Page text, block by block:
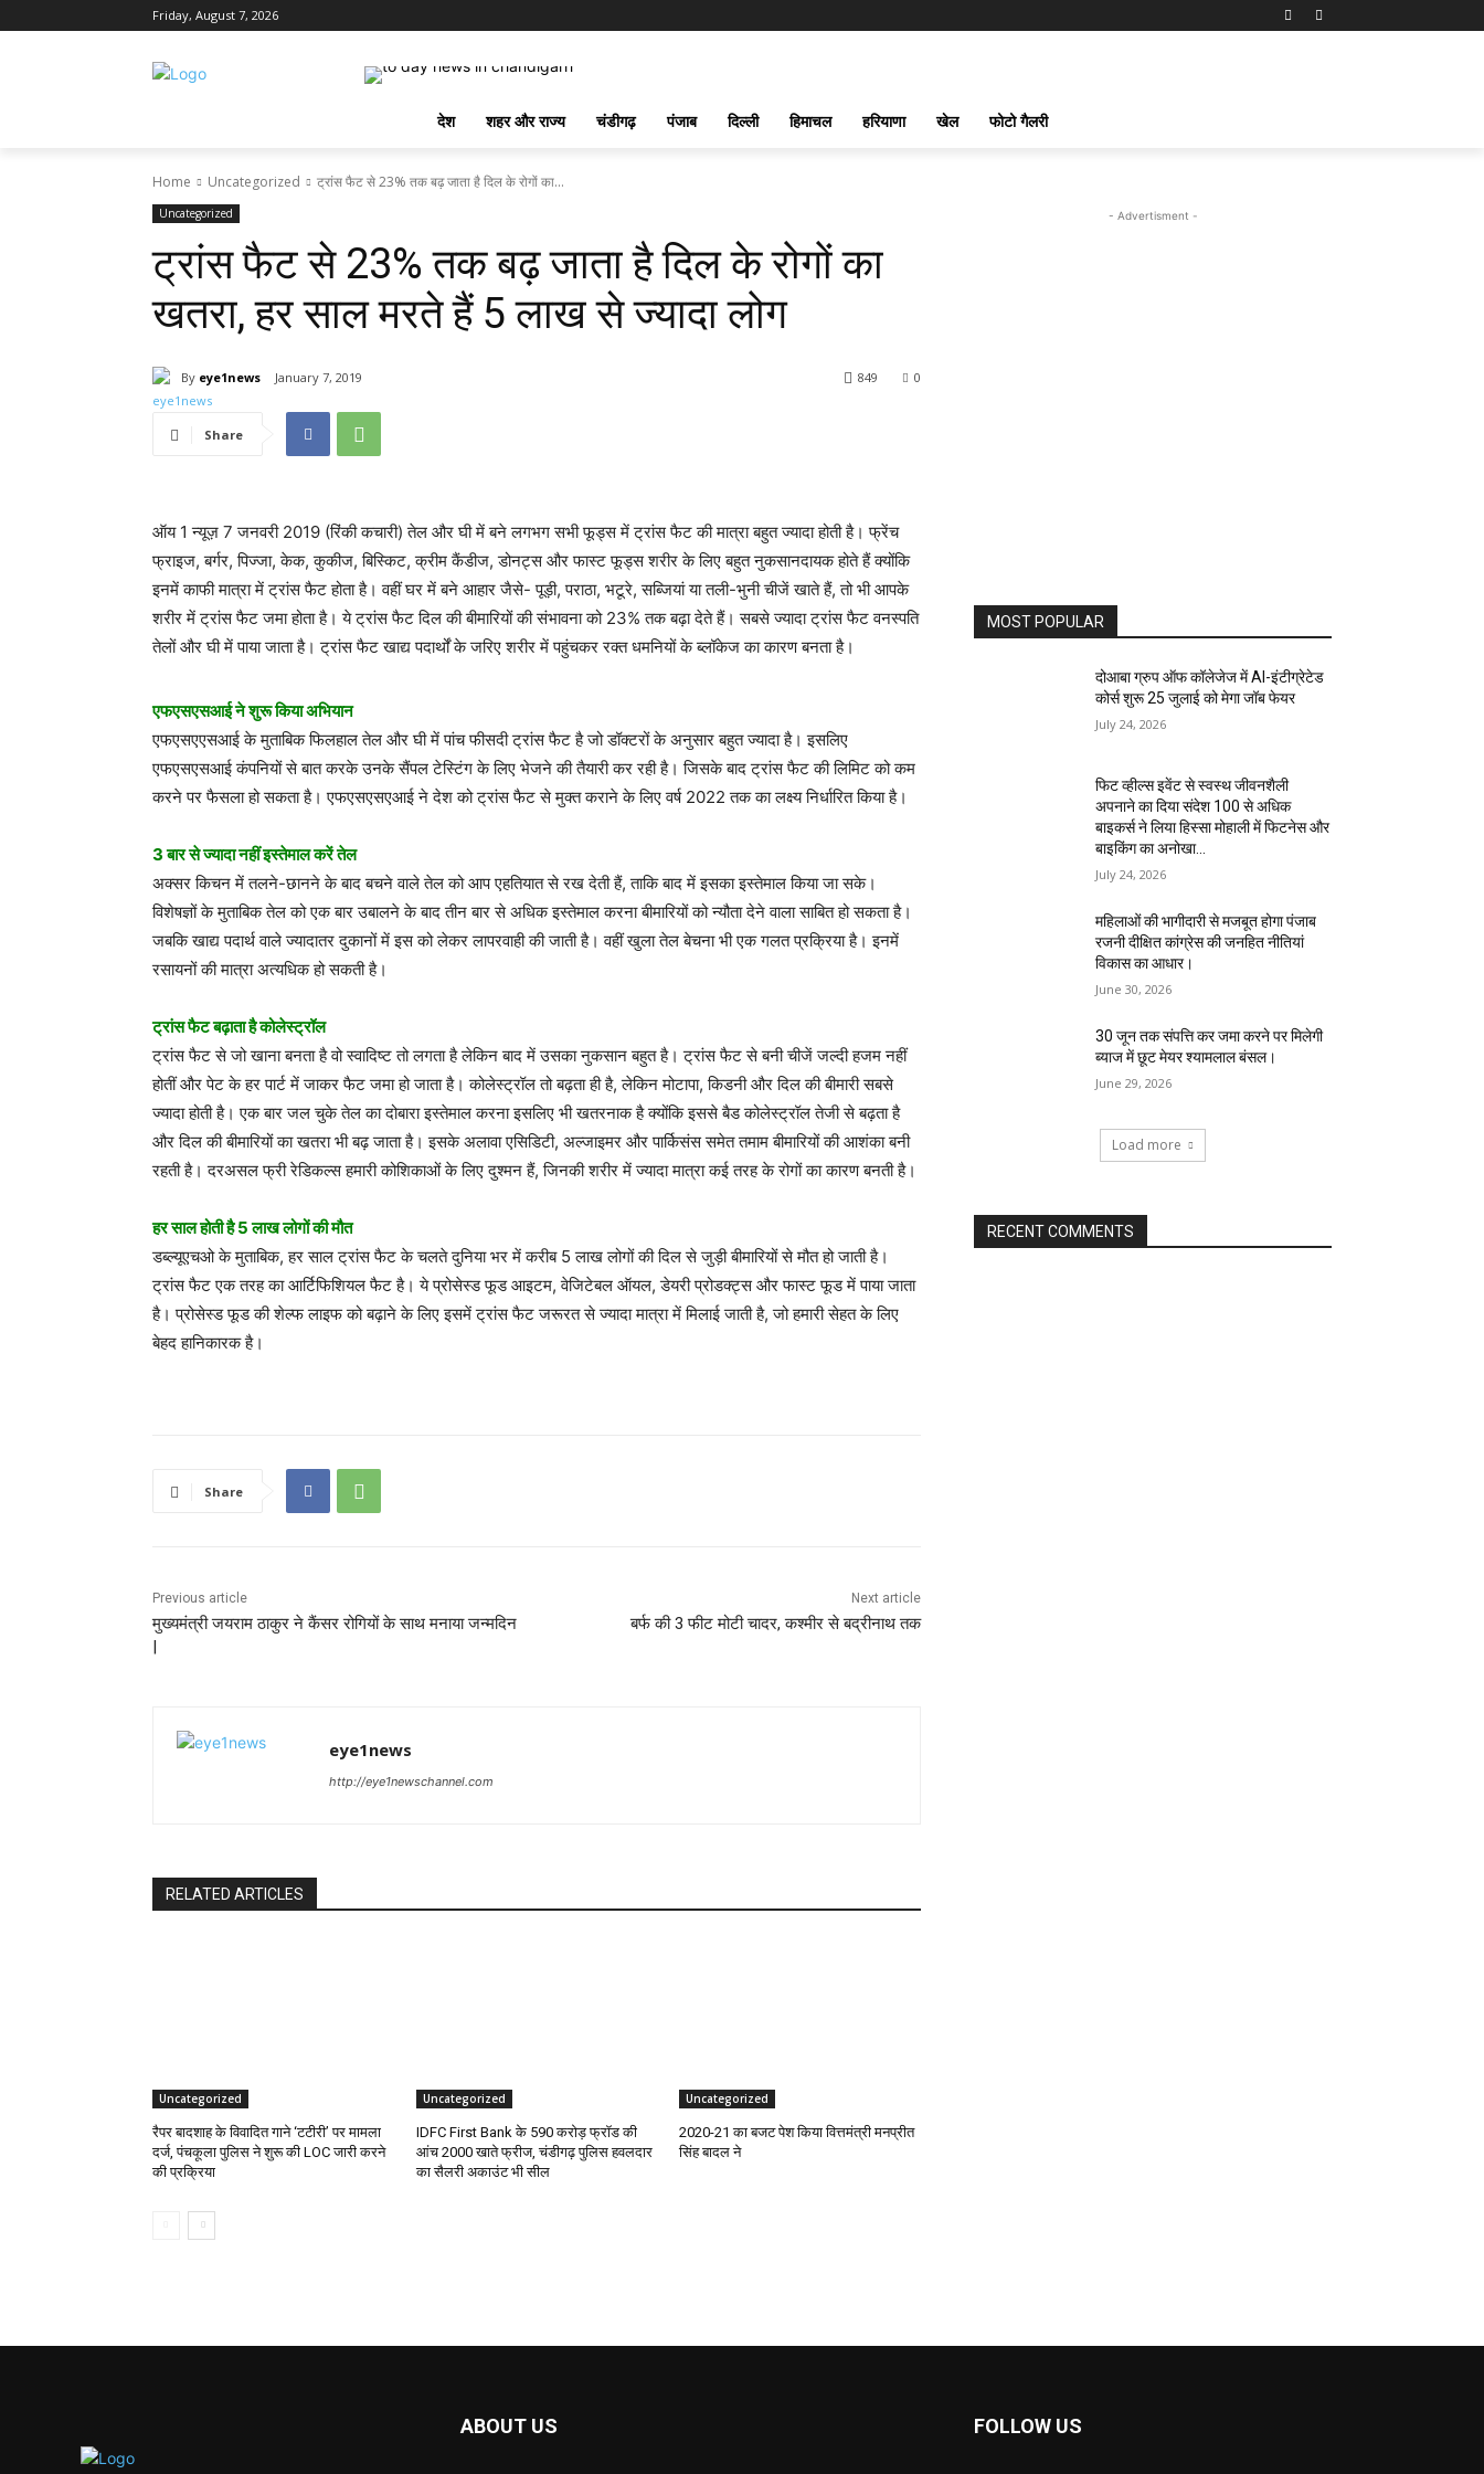
Friday, August 7, 2026
देश शहर और राज्य चंडीगढ़ पंजाब दिल्ली हिमाचल हरियाणा खेल फोटो गैलरी
Home Uncategorized ट्रांस फैट से 23% तक बढ़ जाता है दिल के रोगों का...
Uncategorized
ट्रांस फैट से 23% तक बढ़ जाता है दिल के रोगों का
खतरा, हर साल मरते हैं 5 लाख से ज्यादा लोग
By eye1news January 7, 2019 0
849
Share
ऑय 1 न्यूज़ 7 जनवरी 2019 (रिंकी कचारी) तेल और घी में बने लगभग सभी फूड्स में ट्रांस फैट की मात्रा बहुत ज्यादा होती है। फ्रेंच
फ्राइज, बर्गर, पिज्जा, केक, कुकीज, बिस्किट, क्रीम कैंडीज, डोनट्स और फास्ट फूड्स शरीर के लिए बहुत नुकसानदायक होते हैं क्योंकि
इनमें काफी मात्रा में ट्रांस फैट होता है। वहीं घर में बने आहार जैसे- पूड़ी, पराठा, भटूरे, सब्जियां या तली-भुनी चीजें खाते हैं, तो भी आपके
शरीर में ट्रांस फैट जमा होता है। ये ट्रांस फैट दिल की बीमारियों की संभावना को 23% तक बढ़ा देते हैं। सबसे ज्यादा ट्रांस फैट वनस्पति
तेलों और घी में पाया जाता है। ट्रांस फैट खाद्य पदार्थों के जरिए शरीर में पहुंचकर रक्त धमनियों के ब्लॉकेज का कारण बनता है।
एफएसएसआई ने शुरू किया अभियान
एफएसएएसआई के मुताबिक फिलहाल तेल और घी में पांच फीसदी ट्रांस फैट है जो डॉक्टरों के अनुसार बहुत ज्यादा है। इसलिए
एफएसएसआई कंपनियों से बात करके उनके सैंपल टेस्टिंग के लिए भेजने की तैयारी कर रही है। जिसके बाद ट्रांस फैट की लिमिट को कम
करने पर फैसला हो सकता है। एफएसएसएआई ने देश को ट्रांस फैट से मुक्त कराने के लिए वर्ष 2022 तक का लक्ष्य निर्धारित किया है।
3 बार से ज्यादा नहीं इस्तेमाल करें तेल
अक्सर किचन में तलने-छानने के बाद बचने वाले तेल को आप एहतियात से रख देती हैं, ताकि बाद में इसका इस्तेमाल किया जा सके।
विशेषज्ञों के मुताबिक तेल को एक बार उबालने के बाद तीन बार से अधिक इस्तेमाल करना बीमारियों को न्यौता देने वाला साबित हो सकता है।
जबकि खाद्य पदार्थ वाले ज्यादातर दुकानों में इस को लेकर लापरवाही की जाती है। वहीं खुला तेल बेचना भी एक गलत प्रक्रिया है। इनमें
रसायनों की मात्रा अत्यधिक हो सकती है।
ट्रांस फैट बढ़ाता है कोलेस्ट्रॉल
ट्रांस फैट से जो खाना बनता है वो स्वादिष्ट तो लगता है लेकिन बाद में उसका नुकसान बहुत है। ट्रांस फैट से बनी चीजें जल्दी हजम नहीं
होतीं और पेट के हर पार्ट में जाकर फैट जमा हो जाता है। कोलेस्ट्रॉल तो बढ़ता ही है, लेकिन मोटापा, किडनी और दिल की बीमारी सबसे
ज्यादा होती है। एक बार जल चुके तेल का दोबारा इस्तेमाल करना इसलिए भी खतरनाक है क्योंकि इससे बैड कोलेस्ट्रॉल तेजी से बढ़ता है
और दिल की बीमारियों का खतरा भी बढ़ जाता है। इसके अलावा एसिडिटी, अल्जाइमर और पार्किसंस समेत तमाम बीमारियों की आशंका बनी
रहती है। दरअसल फ्री रेडिकल्स हमारी कोशिकाओं के लिए दुश्मन हैं, जिनकी शरीर में ज्यादा मात्रा कई तरह के रोगों का कारण बनती है।
हर साल होती है 5 लाख लोगों की मौत
डब्ल्यूएचओ के मुताबिक, हर साल ट्रांस फैट के चलते दुनिया भर में करीब 5 लाख लोगों की दिल से जुड़ी बीमारियों से मौत हो जाती है।
ट्रांस फैट एक तरह का आर्टिफिशियल फैट है। ये प्रोसेस्ड फूड आइटम, वेजिटेबल ऑयल, डेयरी प्रोडक्ट्स और फास्ट फूड में पाया जाता
है। प्रोसेस्ड फूड की शेल्फ लाइफ को बढ़ाने के लिए इसमें ट्रांस फैट जरूरत से ज्यादा मात्रा में मिलाई जाती है, जो हमारी सेहत के लिए
बेहद हानिकारक है।
Share
Previous article
मुख्यमंत्री जयराम ठाकुर ने कैंसर रोगियों के साथ मनाया जन्मदिन
|
Next article
बर्फ की 3 फीट मोटी चादर, कश्मीर से बद्रीनाथ तक
eye1news
http://eye1newschannel.com
RELATED ARTICLES
Uncategorized
रैपर बादशाह के विवादित गाने ‘टटीरी’ पर मामला
दर्ज, पंचकूला पुलिस ने शुरू की LOC जारी करने
की प्रक्रिया
Uncategorized
IDFC First Bank के 590 करोड़ फ्रॉड की
आंच 2000 खाते फ्रीज, चंडीगढ़ पुलिस हवलदार
का सैलरी अकाउंट भी सील
Uncategorized
2020-21 का बजट पेश किया वित्तमंत्री मनप्रीत
सिंह बादल ने
- Advertisment -
MOST POPULAR
दोआबा ग्रुप ऑफ कॉलेजेज में AI-इंटीग्रेटेड
कोर्स शुरू 25 जुलाई को मेगा जॉब फेयर
July 24, 2026
फिट व्हील्स इवेंट से स्वस्थ जीवनशैली
अपनाने का दिया संदेश 100 से अधिक
बाइकर्स ने लिया हिस्सा मोहाली में फिटनेस और
बाइकिंग का अनोखा...
July 24, 2026
महिलाओं की भागीदारी से मजबूत होगा पंजाब
रजनी दीक्षित कांग्रेस की जनहित नीतियां
विकास का आधार।
June 30, 2026
30 जून तक संपत्ति कर जमा करने पर मिलेगी
ब्याज में छूट मेयर श्यामलाल बंसल।
June 29, 2026
Load more
RECENT COMMENTS
ABOUT US FOLLOW US